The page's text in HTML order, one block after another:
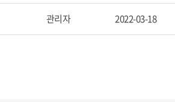
관리자 2022-03-18